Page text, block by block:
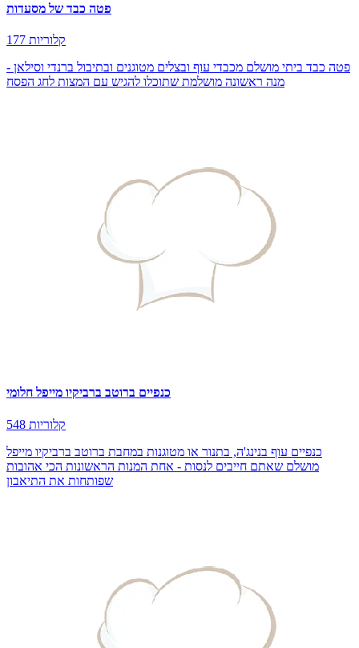
פטה כבד של מסעדות
177 קלוריות
פטה כבד ביתי מושלם מכבדי עוף ובצלים מטוגנים ובתיבול ברנדי וסילאן -
מנה ראשונה מושלמת שתוכלו להגיש עם המצות לחג הפסח
כנפיים ברוטב ברביקיו מייפל חלומי
548 קלוריות
כנפיים עוף בנינג'ה, בתנור או מטוגנות במחבת ברוטב ברביקיו מייפל
מושלם שאתם חייבים לנסות - אחת המנות הראשונות הכי אהובות
שפותחות את התיאבון